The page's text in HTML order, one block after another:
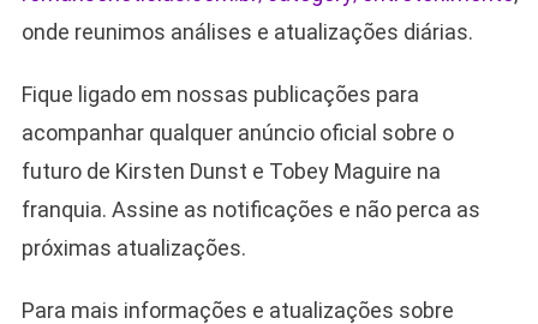
onde reunimos análises e atualizações diárias.
Fique ligado em nossas publicações para
acompanhar qualquer anúncio oficial sobre o
futuro de Kirsten Dunst e Tobey Maguire na
franquia. Assine as notificações e não perca as
próximas atualizações.
Para mais informações e atualizações sobre